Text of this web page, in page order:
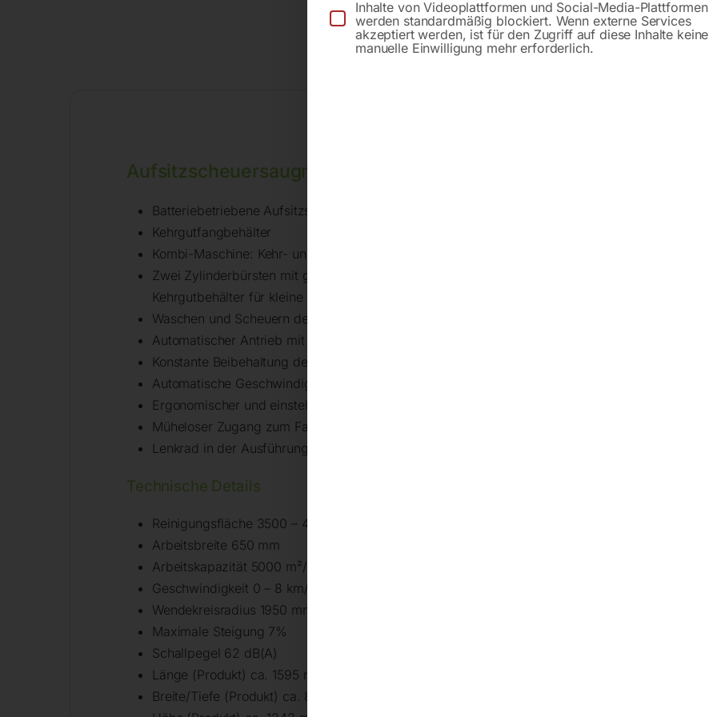
Aufsitzscheuersaugmaschine ASSM 6500 CY PLUS
Batteriebetriebene Aufsitzscheuersaugmaschine mit zwei Zylinderbürsten und zwei seitlichen
Kehrgutfangbehälter
Kombi-Maschine: Kehr- und Scheuerfunktion in einem
Zwei Zylinderbürsten mit gegenläufiger Drehung schrubben nicht nur, sondern kehren auch
Kehrgutbehälter für kleine Feststoffe
Waschen und Scheuern des Bodens mit Wasser und Reinigungsmittel
Automatischer Antrieb mit hoher Leistungskraft
Konstante Beibehaltung der Geschwindigkeit beim Abwärtsfahren
Automatische Geschwindigkeitsverringerung in Kurvenlage
Ergonomischer und einstellbarer Fahrersitz
Müheloser Zugang zum Fahrersitz durch tiefliegendes Trittbrett
Lenkrad in der Ausführung PLUS mit Touchscreen und Schaltwippen für Arbeitsdruck und
Technische Details
Reinigungsfläche 3500 – 4100 m²
Arbeitsbreite 650 mm
Arbeitskapazität 5000 m²/h
Geschwindigkeit 0 – 8 km/h
Wendekreisradius 1950 mm
Maximale Steigung 7%
Schallpegel 62 dB(A)
Länge (Produkt) ca. 1595 mm
Breite/Tiefe (Produkt) ca. 881 mm
Inhalte von Videoplattformen und Social-Media-Plattformen
werden standardmäßig blockiert. Wenn externe Services
akzeptiert werden, ist für den Zugriff auf diese Inhalte keine
manuelle Einwilligung mehr erforderlich.